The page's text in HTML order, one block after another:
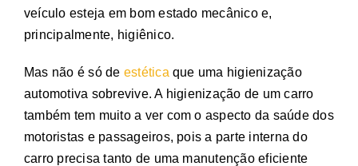
veículo esteja em bom estado mecânico e,
principalmente, higiênico.
Mas não é só de estética que uma higienização
automotiva sobrevive. A higienização de um carro
também tem muito a ver com o aspecto da saúde dos
motoristas e passageiros, pois a parte interna do
carro precisa tanto de uma manutenção eficiente